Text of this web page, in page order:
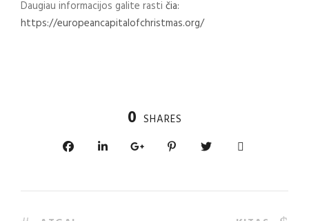
Daugiau informacijos galite rasti čia:
https://europeancapitalofchristmas.org/
0 SHARES